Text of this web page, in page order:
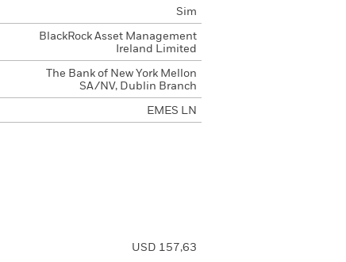
Sim
BlackRock Asset Management
Ireland Limited
The Bank of New York Mellon
SA/NV, Dublin Branch
EMES LN
USD 157,63